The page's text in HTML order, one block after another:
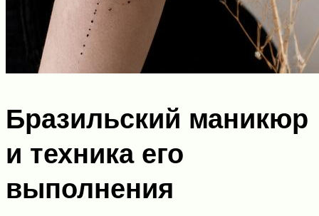
Бразильский маникюр
и техника его
выполнения